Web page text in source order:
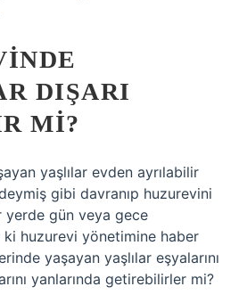
DIŞARI
MI?
yaşlılar evden ayrılabilir
gibi davranıp huzurevini
gün veya gece
huzurevi yönetimine haber
yaşayan yaşlılar eşyalarını
yanlarında getirebilirler mi?